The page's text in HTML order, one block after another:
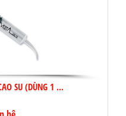
SU (DÙNG 1 ...